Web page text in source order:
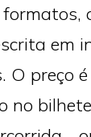
em
O preço
no